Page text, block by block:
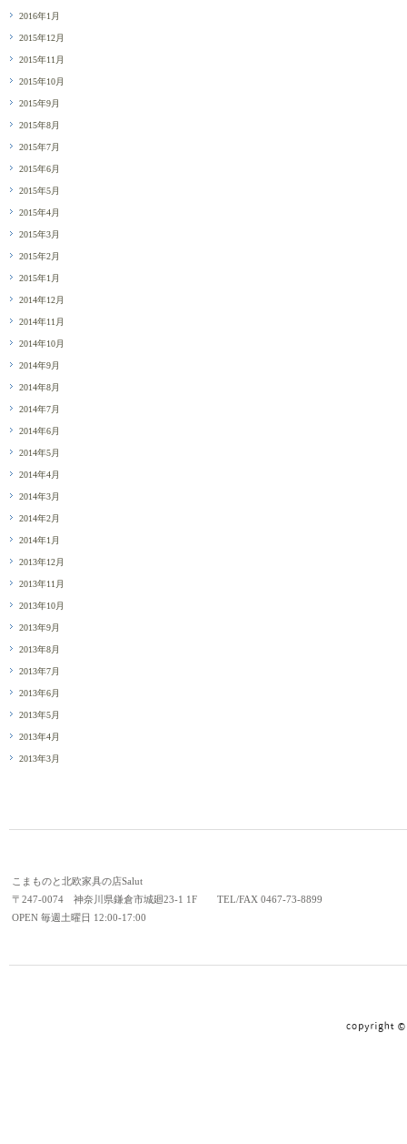
2016年1月
2015年12月
2015年11月
2015年10月
2015年9月
2015年8月
2015年7月
2015年6月
2015年5月
2015年4月
2015年3月
2015年2月
2015年1月
2014年12月
2014年11月
2014年10月
2014年9月
2014年8月
2014年7月
2014年6月
2014年5月
2014年4月
2014年3月
2014年2月
2014年1月
2013年12月
2013年11月
2013年10月
2013年9月
2013年8月
2013年7月
2013年6月
2013年5月
2013年4月
2013年3月
こまものと北欧家具の店Salut
〒247-0074 神奈川県鎌倉市城廻23-1 1F TEL/FAX 0467-73-8899
OPEN 毎週土曜日 12:00-17:00